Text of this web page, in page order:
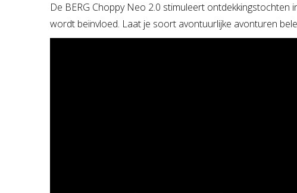
De BERG Choppy Neo 2.0 stimuleert
wordt beïnvloed. Laat je soort avontuurlijke avonturen